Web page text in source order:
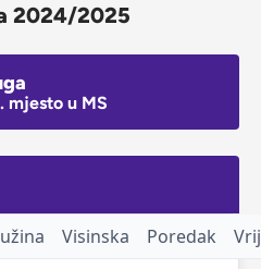
2024/2025
mjesto u MS
Visinska Poredak